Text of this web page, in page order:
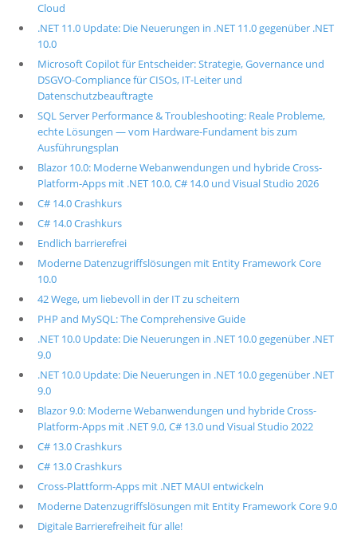
Cloud
.NET 11.0 Update: Die Neuerungen in .NET 11.0 gegenüber .NET
10.0
Microsoft Copilot für Entscheider: Strategie, Governance und
DSGVO-Compliance für CISOs, IT-Leiter und
Datenschutzbeauftragte
SQL Server Performance & Troubleshooting: Reale Probleme,
echte Lösungen — vom Hardware-Fundament bis zum
Ausführungsplan
Blazor 10.0: Moderne Webanwendungen und hybride Cross-
Platform-Apps mit .NET 10.0, C# 14.0 und Visual Studio 2026
C# 14.0 Crashkurs
C# 14.0 Crashkurs
Endlich barrierefrei
Moderne Datenzugriffslösungen mit Entity Framework Core
10.0
42 Wege, um liebevoll in der IT zu scheitern
PHP and MySQL: The Comprehensive Guide
.NET 10.0 Update: Die Neuerungen in .NET 10.0 gegenüber .NET
9.0
.NET 10.0 Update: Die Neuerungen in .NET 10.0 gegenüber .NET
9.0
Blazor 9.0: Moderne Webanwendungen und hybride Cross-
Platform-Apps mit .NET 9.0, C# 13.0 und Visual Studio 2022
C# 13.0 Crashkurs
C# 13.0 Crashkurs
Cross-Plattform-Apps mit .NET MAUI entwickeln
Moderne Datenzugriffslösungen mit Entity Framework Core 9.0
Digitale Barrierefreiheit für alle!